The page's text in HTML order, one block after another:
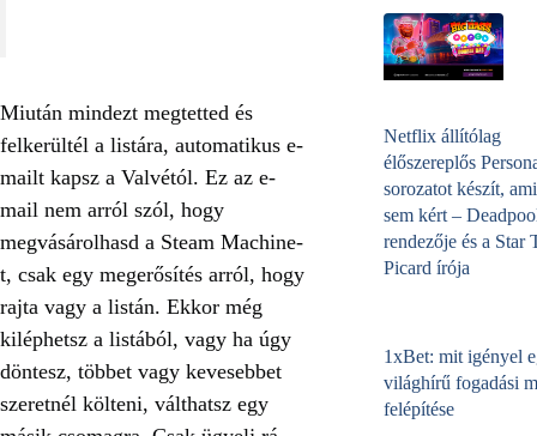
Miután mindezt megtetted és
felkerültél a listára, automatikus e-
mailt kapsz a Valvétól. Ez az e-
mail nem arról szól, hogy
megvásárolhasd a Steam Machine-
t, csak egy megerősítés arról, hogy
rajta vagy a listán. Ekkor még
kiléphetsz a listából, vagy ha úgy
döntesz, többet vagy kevesebbet
szeretnél költeni, válthatsz egy
Netflix állítólag
élőszereplős
sorozatot készít,
sem kért –
rendezője és a Star
Picard írója
1xBet: mit igényel
világhírű fogadási
felépítése